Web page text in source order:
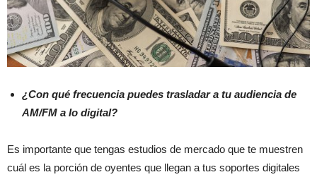
¿Con qué frecuencia puedes trasladar a tu audiencia de
AM/FM a lo digital?
Es importante que tengas estudios de mercado que te muestren
cuál es la porción de oyentes que llegan a tus soportes digitales